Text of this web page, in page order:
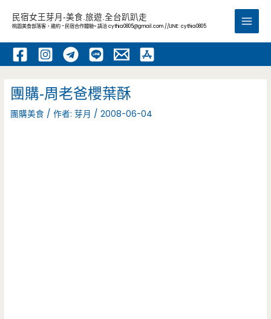
內
民宿女王芽月-美食.旅遊.全台趴趴走
桃園美食部落客，邀約 -民宿合作體驗~ 請洽cythia0805@gmail.com //LINE: cythia0805
Main
團購-周老爸櫻葉酥
團購美食 / 作者:芽月 /2008-06-04